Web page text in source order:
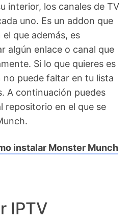
interior, los canales de TV
uno. Es un addon que
que además, es
algún enlace o canal que
Si lo que quieres es
no puede faltar en tu lista
A continuación puedes
repositorio en el que se
instalar Monster Munch
IPTV